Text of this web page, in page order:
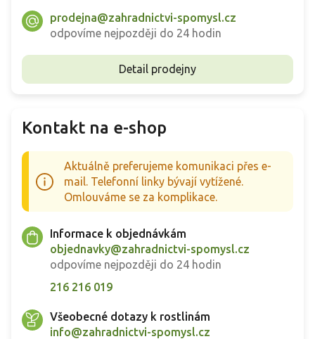
prodejna@zahradnictvi-spomysl.cz
odpovíme nejpozději do 24 hodin
Detail prodejny
Kontakt na e-shop
Aktuálně preferujeme komunikaci přes e-
mail. Telefonní linky bývají vytížené.
Omlouváme se za komplikace.
Informace k objednávkám
objednavky@zahradnictvi-spomysl.cz
odpovíme nejpozději do 24 hodin
216 216 019
Všeobecné dotazy k rostlinám
info@zahradnictvi-spomysl.cz